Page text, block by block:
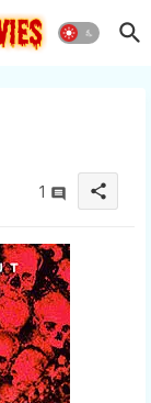
1 share